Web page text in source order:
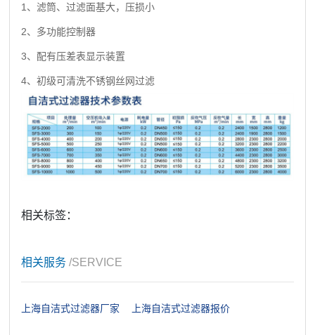
1、滤筒、过滤面基大，压损小
2、多功能控制器
3、配有压差表显示装置
4、初级可清洗不锈钢丝网过滤
相关标签：
相关服务/SERVICE
上海自洁式过滤器厂家 上海自洁式过滤器报价